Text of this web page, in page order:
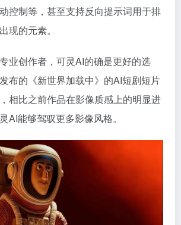
控制等，甚至支持反向提示词用于排
现的元素。
业创作者，可灵AI的确是更好的选
布的《新世界加载中》的AI短剧短片
相比之前作品在影像质感上的明显进
AI能够驾驭更多影像风格。